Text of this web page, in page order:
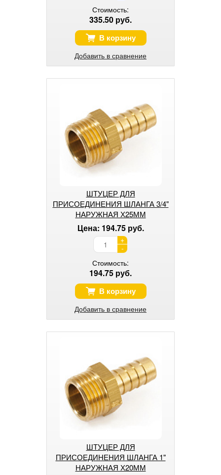
Стоимость:
335.50 руб.
В корзину
Добавить в сравнение
ШТУЦЕР ДЛЯ
ПРИСОЕДИНЕНИЯ ШЛАНГА 3/4"
НАРУЖНАЯ Х25ММ
Цена: 194.75 руб.
+
-
Стоимость:
194.75 руб.
В корзину
Добавить в сравнение
ШТУЦЕР ДЛЯ
ПРИСОЕДИНЕНИЯ ШЛАНГА 1"
НАРУЖНАЯ Х20ММ